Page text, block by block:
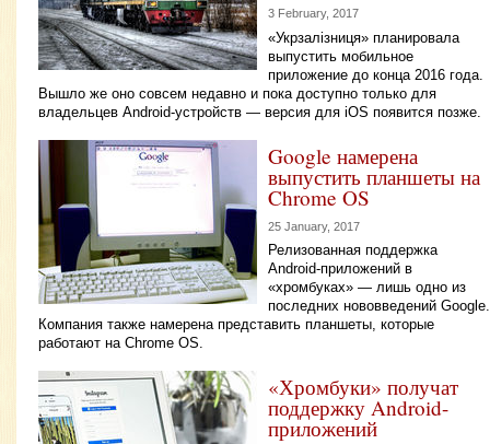
3 February, 2017
«Укрзалізниця» планировала
выпустить мобильное
приложение до конца 2016 года.
Вышло же оно совсем недавно и пока доступно только для
владельцев Android-устройств — версия для iOS появится позже.
Google намерена
выпустить планшеты на
Chrome OS
25 January, 2017
Релизованная поддержка
Android-приложений в
«хромбуках» — лишь одно из
последних нововведений Google.
Компания также намерена представить планшеты, которые
работают на Chrome OS.
«Хромбуки» получат
поддержку Android-
приложений